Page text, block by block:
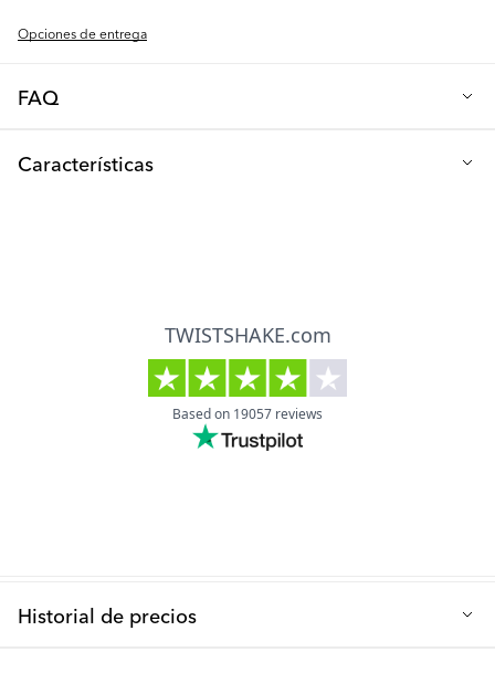
Opciones de entrega
FAQ
Características
Historial de precios